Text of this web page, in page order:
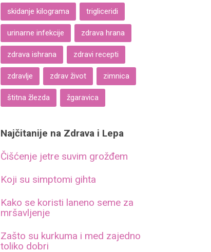
skidanje kilograma trigliceridi
urinarne infekcije zdrava hrana
zdrava ishrana zdravi recepti
zdravlje zdrav život zimnica
štitna žlezda žgaravica
Najčitanije na Zdrava i Lepa
Čišćenje jetre suvim grožđem
Koji su simptomi gihta
Kako se koristi laneno seme za
mršavljenje
Zašto su kurkuma i med zajedno
toliko dobri